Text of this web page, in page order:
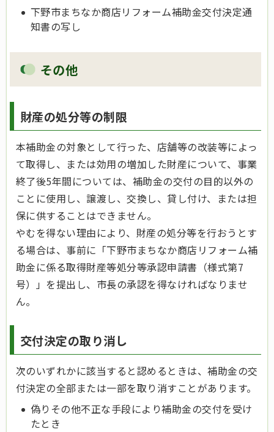
下野市まちなか商店リフォーム補助金交付決定通
知書の写し
その他
財産の処分等の制限
本補助金の対象として行った、店舗等の改装等によっ
て取得し、または効用の増加した財産について、事業
終了後5年間については、補助金の交付の目的以外の
ことに使用し、譲渡し、交換し、貸し付け、または担
保に供することはできません。
やむを得ない理由により、財産の処分等を行おうとす
る場合は、事前に「下野市まちなか商店リフォーム補
助金に係る取得財産等処分等承認申請書（様式第7
号）」を提出し、市長の承認を得なければなりませ
ん。
交付決定の取り消し
次のいずれかに該当すると認めるときは、補助金の交
付決定の全部または一部を取り消すことがあります。
偽りその他不正な手段により補助金の交付を受け
たとき